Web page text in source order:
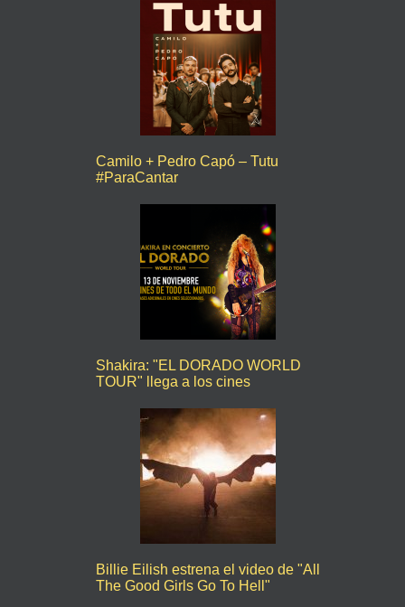
Camilo + Pedro Capó – Tutu
#ParaCantar
Shakira: "EL DORADO WORLD
TOUR" llega a los cines
Billie Eilish estrena el video de "All
The Good Girls Go To Hell"